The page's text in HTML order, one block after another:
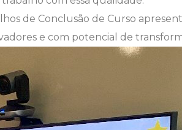
de Conclusão de Curso
e com potencial de